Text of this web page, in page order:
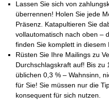
Lassen Sie sich von
überrennen! Holen Sie jede
Präsenz. Katapultieren Sie
vollautomatisch nach oben –
finden Sie komplett in diesem
Rüsten Sie Ihre Mailings zu
Durchschlagskraft auf! Bis zu
üblichen 0,3 % – Wahnsinn,
für Sie! Sie müssen nur die
konsequent für sich nutzen.